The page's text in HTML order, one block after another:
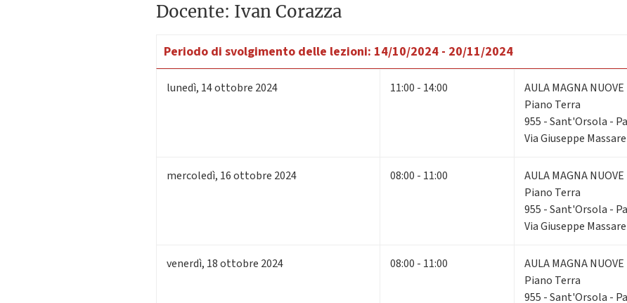
Docente: Ivan Corazza
Periodo di svolgimento delle lezioni: 14/10/2024 - 20/11/2024
lunedì, 14ottobre 2024 11:00 - 14:00
AULA MAGNA
Piano Terra
955 - Sant'Orsola -
Via Giuseppe
mercoledì, 16ottobre 2024 08:00 - 11:00
AULA MAGNA
Piano Terra
955 - Sant'Orsola -
Via Giuseppe
venerdì, 18ottobre 2024 08:00 - 11:00
AULA MAGNA
Piano Terra
955 - Sant'Orsola -